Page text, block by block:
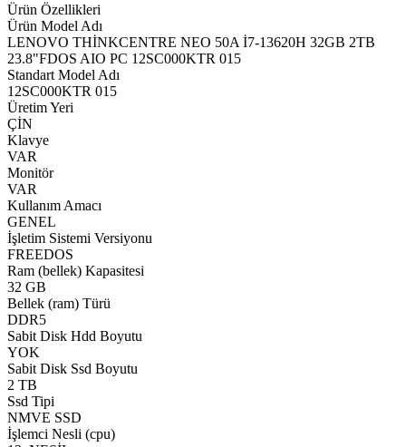
Ürün Özellikleri
Ürün Model Adı
LENOVO THİNKCENTRE NEO 50A İ7-13620H 32GB 2TB
23.8"FDOS AIO PC 12SC000KTR 015
Standart Model Adı
12SC000KTR 015
Üretim Yeri
ÇİN
Klavye
VAR
Monitör
VAR
Kullanım Amacı
GENEL
İşletim Sistemi Versiyonu
FREEDOS
Ram (bellek) Kapasitesi
32 GB
Bellek (ram) Türü
DDR5
Sabit Disk Hdd Boyutu
YOK
Sabit Disk Ssd Boyutu
2 TB
Ssd Tipi
NMVE SSD
İşlemci Nesli (cpu)